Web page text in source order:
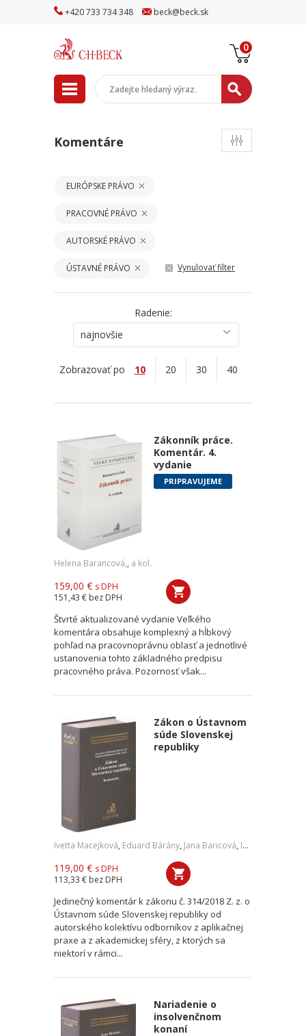
+420733 734348 beck@beck.sk
0
Komentáre
EURÓPSKE PRÁVO
PRACOVNÉ PRÁVO
AUTORSKÉ PRÁVO
ÚSTAVNÉ PRÁVO Vynulovať filter
Radenie:
najnovšie
Zobrazovať po 10 20 30 40
Zákonník práce.
Komentár. 4.
vydanie
PRIPRAVUJEME
Helena Barancová,, a kol.
159,00 € s DPH
151,43 € bez DPH
Štvrté aktualizované vydanie Veľkého
komentára obsahuje komplexný a hĺbkový
pohľad na pracovnoprávnu oblasť a jednotlivé
ustanovenia tohto základného predpisu
pracovného práva. Pozornosť však...
Zákon o Ústavnom
súde Slovenskej
republiky
Ivetta Macejková, Eduard Bárány, Jana Baricová, Ivan Fiačan
119,00 € s DPH
113,33 € bez DPH
Jedinečný komentár k zákonu č. 314/2018 Z. z. o
Ústavnom súde Slovenskej republiky od
autorského kolektívu odborníkov z aplikačnej
praxe a z akademickej sféry, z ktorých sa
niektorí v rámci...
Nariadenie o
insolvenčnom
konaní